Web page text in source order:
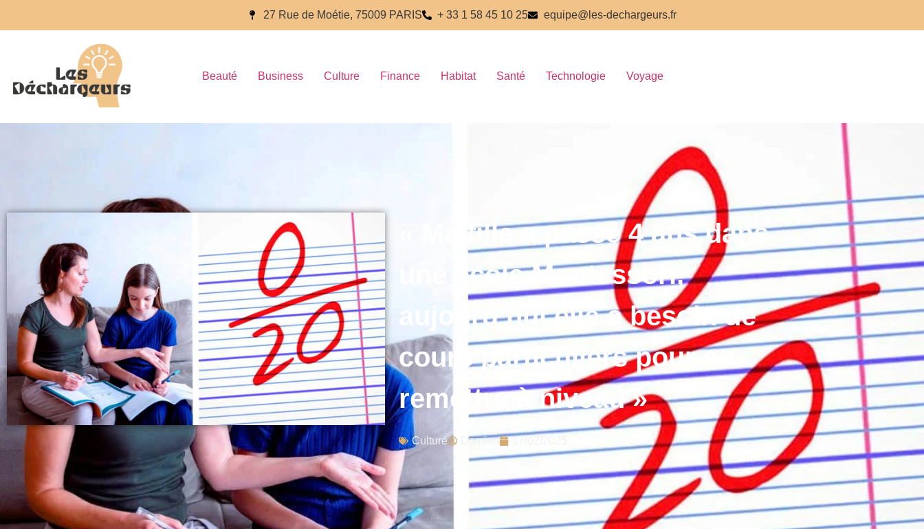
27 Rue de Moétie, 75009 PARIS + 33 1 58 45 10 25 equipe@les-dechargeurs.fr
Beauté Business Culture Finance Habitat Santé Technologie Voyage
« Ma fille a passé 4 ans dans
une école Montessori,
aujourd’hui elle a besoin de
cours particuliers pour se
remettre à niveau »
Culture Damien 17/02/2025